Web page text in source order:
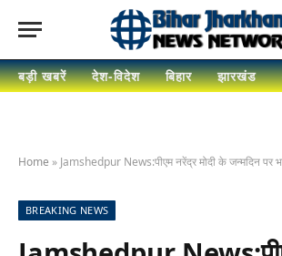
बड़ी खबरें देश-विदेश बिहार झारखंड
Home » Jamshedpur News:पीएम नरेंद्र मोदी के जन्मदिन पर भाजपा
BREAKING NEWS